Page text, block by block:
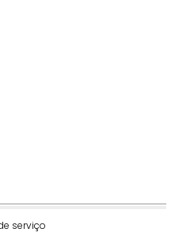
serviço